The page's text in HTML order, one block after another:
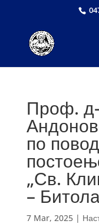
Проф.
по
„Св.
–
7 Mar, 2025|